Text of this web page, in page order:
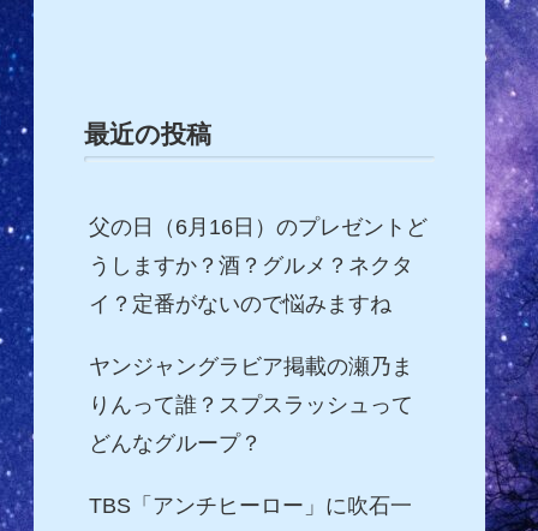
最近の投稿
父の日（6月16日）のプレゼントど
うしますか？酒？グルメ？ネクタ
イ？定番がないので悩みますね
ヤンジャングラビア掲載の瀬乃ま
りんって誰？スプスラッシュって
どんなグループ？
TBS「アンチヒーロー」に吹石一